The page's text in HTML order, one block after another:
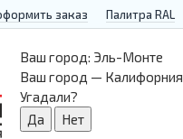
заказ Палитра RAL
Ваш город: Эль-Монте
Ваш город — Калифорния
Угадали?